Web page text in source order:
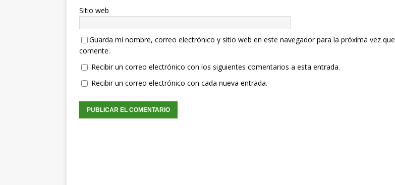
Sitio web
Guarda mi nombre, correo electrónico y sitio web en este navegador para la próxima vez que
comente.
Recibir un correo electrónico con los siguientes comentarios a esta entrada.
Recibir un correo electrónico con cada nueva entrada.